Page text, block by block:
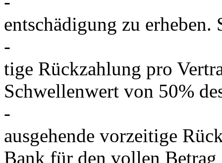
entschädigung zu
-
tige Rückzahlung pro
Schwellenwert von 50%
-
ausgehende vorzeitige
Bank für den vollen